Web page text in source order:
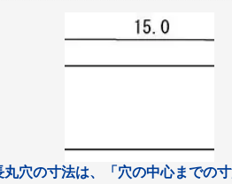
丸穴の寸法は、「穴の中心までの